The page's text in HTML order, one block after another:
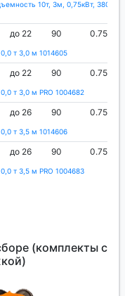
10т, 3м, 0,75кВт, 380в,
до 22 90 0.75
т 3,0 м 1014605
до 22 90 0.75
т 3,0 м PRO 1004682
до 26 90 0.75
т 3,5 м 1014606
до 26 90 0.75
т 3,5 м PRO 1004683
(комплекты с